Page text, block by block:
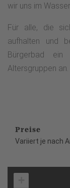
wir uns im
Für alle, die
aufhalten und
Bürgerbad ein
Altersgruppen an.
Preise
Variiert je nach